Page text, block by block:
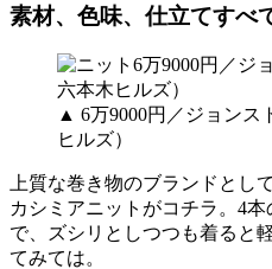
素材、色味、仕立てすべ
▲ 6万9000円／ジョンス
ヒルズ）
上質な巻き物のブランドとし
カシミアニットがコチラ。4
で、ズシリとしつつも着ると
てみては。